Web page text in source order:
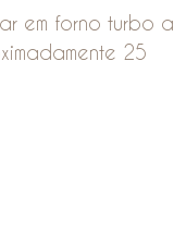
em forno turbo a
25